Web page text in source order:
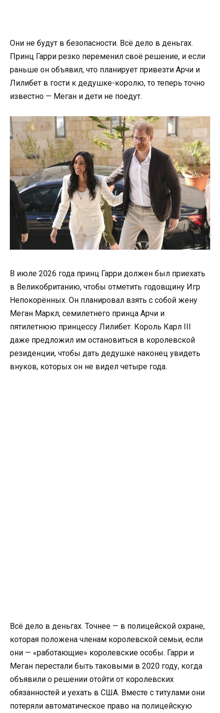
Они не будут в безопасности. Всё дело в деньгах.
Принц Гарри резко переменил своё решение, и если
раньше он объявил, что планирует привезти Арчи и
Лилибет в гости к дедушке-королю, то теперь точно
известно — Меган и дети не поедут.
В июле 2026 года принц Гарри должен был приехать
в Великобританию, чтобы отметить годовщину Игр
Непокорённых. Он планировал взять с собой жену
Меган Маркл, семилетнего принца Арчи и
пятилетнюю принцессу Лилибет. Король Карл III
даже предложил им остановиться в королевской
резиденции, чтобы дать дедушке наконец увидеть
внуков, которых он не видел четыре года.
Всё дело в деньгах. Точнее — в полицейской охране,
которая положена членам королевской семьи, если
они — «работающие» королевские особы. Гарри и
Меган перестали быть таковыми в 2020 году, когда
объявили о решении отойти от королевских
обязанностей и уехать в США. Вместе с титулами они
потеряли автоматическое право на полицейскую